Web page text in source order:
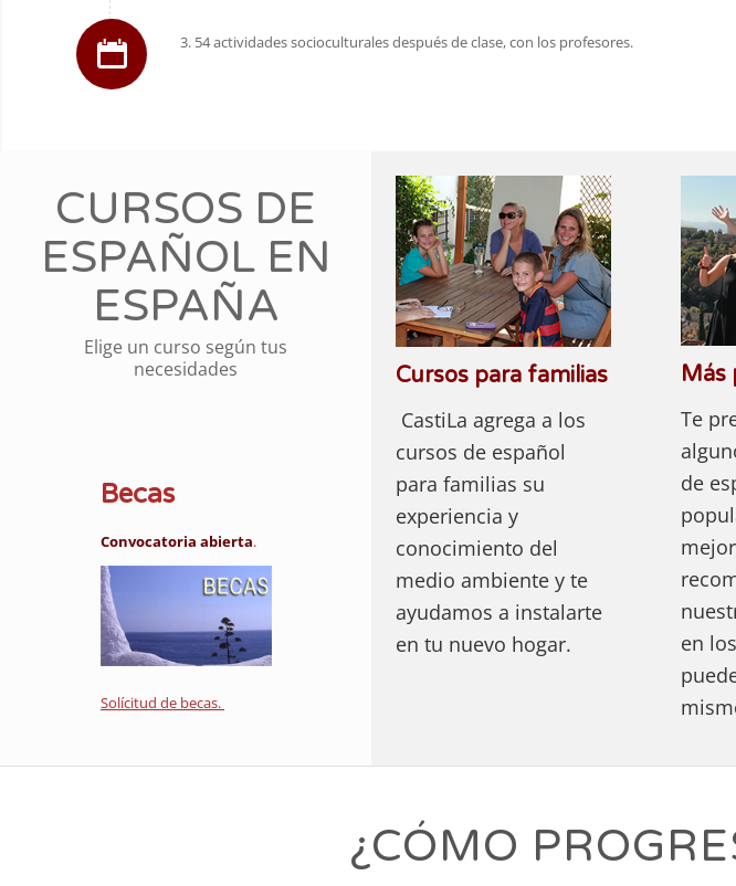
3. 54 actividades socioculturales después de clase, con los profesores.
CURSOS DE
ESPAÑOL EN
ESPAÑA
Elige un curso según tus
necesidades
Becas
Convocatoria abierta.
Solícitud de becas.
Cursos para familias
CastiLa agrega a los
cursos de español
para familias su
experiencia y
conocimiento del
medio ambiente y te
ayudamos a instalarte
en tu nuevo hogar.
Más
Te
de
en
¿CÓMO